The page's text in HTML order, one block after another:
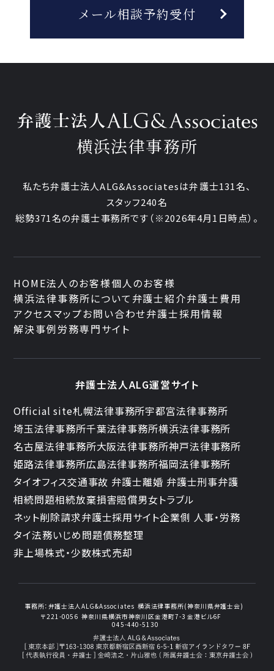
メール相談予約受付
横浜法律事務所
私たち弁護士法人ALG&Associatesは弁護士131名、
スタッフ240名
総勢371名の弁護士事務所です （※2026年4月1日時点）。
HOME法人のお客様個人のお客様
横浜法律事務所について 弁護士紹介弁護士費用
アクセスマップお問い合わせ弁護士採用情報
解決事例労務専門サイト
弁護士法人ALG運営サイト
Official site札幌法律事務所宇都宮法律事務所
埼玉法律事務所千葉法律事務所横浜法律事務所
名古屋法律事務所大阪法律事務所神戸法律事務所
姫路法律事務所広島法律事務所福岡法律事務所
タイオフィス交通事故 弁護士離婚 弁護士刑事弁護
相続問題相続放棄損害賠償男女トラブル
ネット削除請求弁護士採用サイト企業側 人事・労務
タイ法務いじめ問題債務整理
非上場株式・少数株式売却
事務所： 弁護士法人ALG&Associates 横浜法律事務所(神奈川県弁護士会)
〒221-0056 神奈川県横浜市神奈川区金港町7-3金港ビル6F
045-440-5130